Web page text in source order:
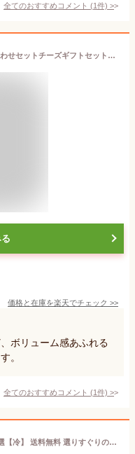
全てのおすすめコメント (1件) >
【送料無料】6種類のチーズの詰め合わせセットチーズギフトセット【cheese set】【ギフト】【総重量1.4kg以上】
価格と在庫を楽天でチェック >>
ボリューム感あふれる
。
全てのおすすめコメント (1件) >
北海道 チーズ 詰め合わせ セット 10選【冷】 送料無料 選りすぐりのチーズを楽しめる 北海道チーズ 十勝 ラクレット ナチュラルチーズ 手作り 乳製品 食べ比べ ギフト 国産チーズ 日本チーズ 贈答 チーズ 好き 職場 お返し 母の日 2026 父の日 人気 食べ物 義母 義父